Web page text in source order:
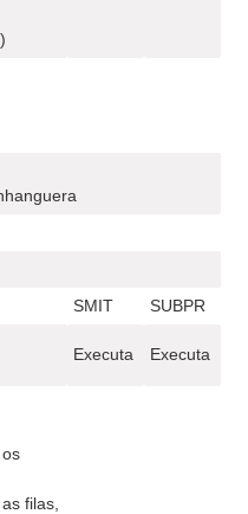
SMIT SUBPR
Executa Executa
filas,